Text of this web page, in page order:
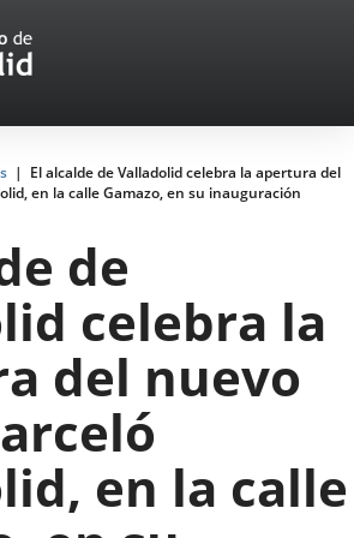
El alcalde de Valladolid celebra la apertura del
en la calle Gamazo, en su inauguración
de
celebra la
del nuevo
en la calle